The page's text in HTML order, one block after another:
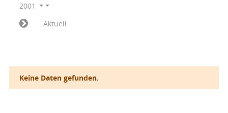
2001
Aktuell
Keine Daten gefunden.